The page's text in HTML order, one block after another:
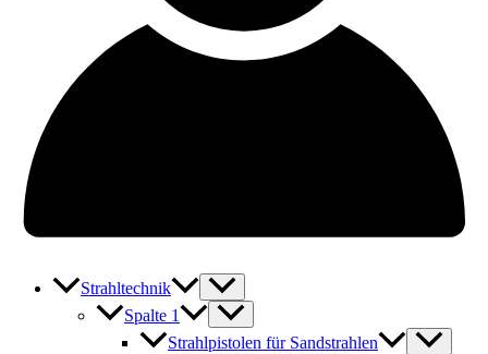
Strahltechnik
Spalte 1
Strahlpistolen für Sandstrahlen